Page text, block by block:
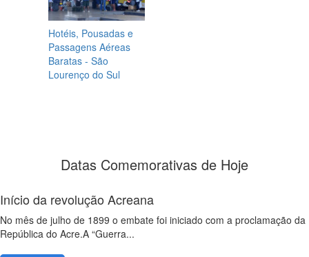
Hotéis, Pousadas e
Passagens Aéreas
Baratas - São
Lourenço do Sul
Datas Comemorativas de Hoje
Início da revolução Acreana
No mês de julho de 1899 o embate foi iniciado com a proclamação da
República do Acre.A “Guerra...